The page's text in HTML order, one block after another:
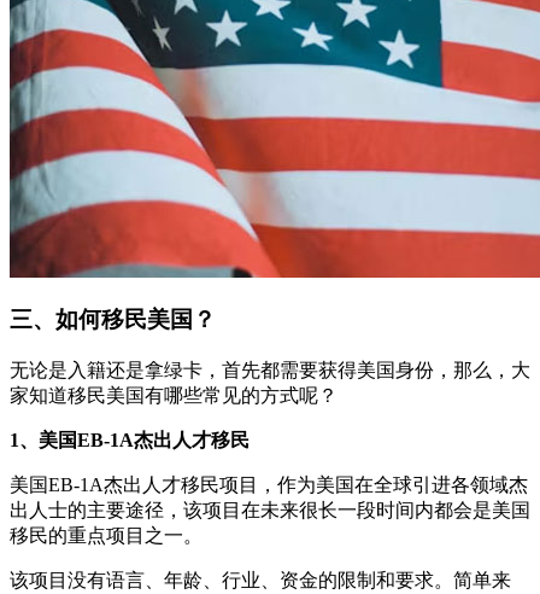
三、如何移民美国？
无论是入籍还是拿绿卡，首先都需要获得美国身份，那么，大
家知道移民美国有哪些常见的方式呢？
1、美国EB-1A杰出人才移民
美国EB-1A杰出人才移民项目，作为美国在全球引进各领域杰
出人士的主要途径，该项目在未来很长一段时间内都会是美国
移民的重点项目之一。
该项目没有语言、年龄、行业、资金的限制和要求。简单来